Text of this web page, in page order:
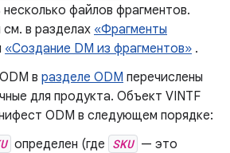
несколько файлов фрагментов.
в разделах «Фрагменты
«Создание DM из фрагментов» .
в разделе ODM перечислены
для продукта. Объект VINTF
ODM в следующем порядке:
определен (где SKU — это